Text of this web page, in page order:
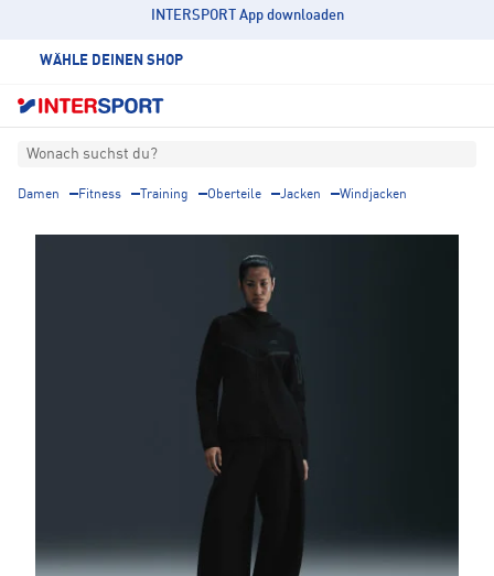
INTERSPORT App downloaden
WÄHLE DEINEN SHOP
Wonach suchst du?
Damen Fitness Training Oberteile Jacken Windjacken